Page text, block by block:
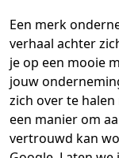
Een merk
verhaal achter
je op een mooie
jouw
zich over te
een manier om
vertrouwd kan